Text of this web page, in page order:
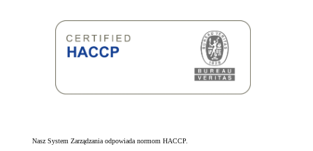
Nasz System Zarządzania odpowiada normom HACCP.